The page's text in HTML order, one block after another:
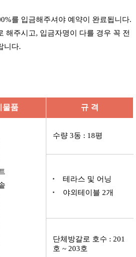
를 입금해주셔야 예약이 완료됩니다.
해주시고, 입금자명이 다를 경우 꼭 전
니다.
물품 규 격
수량 3동 : 18평
테라스 및 어닝
야외테이블 2개
단체방갈로 호수 : 201
호 ~ 203호